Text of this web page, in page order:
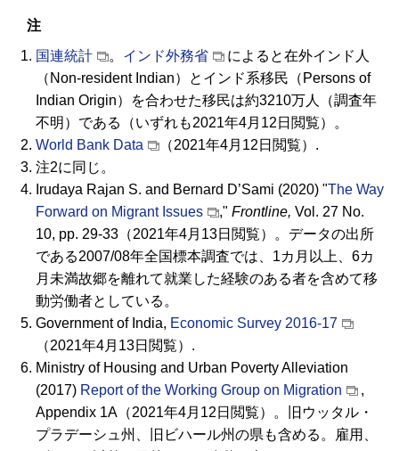
注
国連統計
。 インド外務省
によると在外インド人
（Non-resident Indian）とインド系移民（Persons of
Indian Origin）を合わせた移民は約3210万人（調査年
不明）である（いずれも2021年4月12日閲覧）。
World Bank Data
（2021年4月12日閲覧）.
注2に同じ。
Irudaya Rajan S. and Bernard D’Sami (2020) "The Way
Forward on Migrant Issues
," Frontline, Vol. 27 No.
10, pp. 29-33（2021年4月13日閲覧）。データの出所
である2007/08年全国標本調査では、1カ月以上、6カ
月未満故郷を離れて就業した経験のある者を含めて移
動労働者としている。
Government of India, Economic Survey 2016-17
（2021年4月13日閲覧）.
Ministry of Housing and Urban Poverty Alleviation
(2017) Report of the Working Group on Migration
,
Appendix 1A（2021年4月12日閲覧）。旧ウッタル・
プラデーシュ州、旧ビハール州の県も含める。雇用、